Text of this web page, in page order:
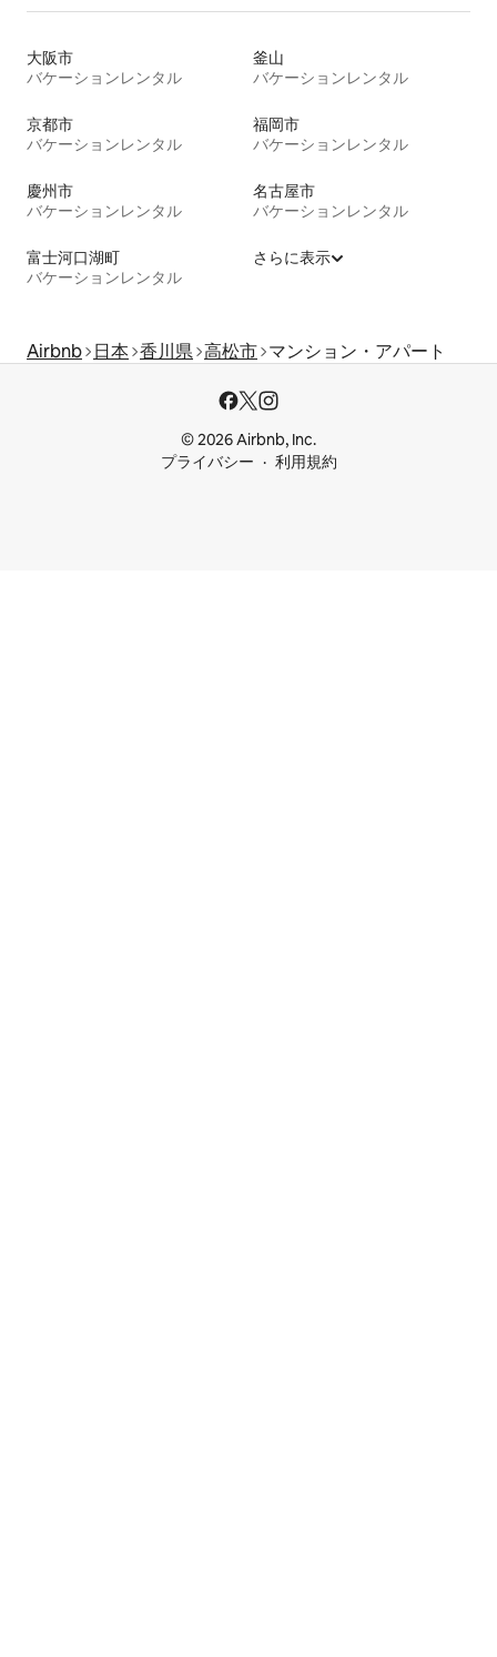
大阪市
バケーションレンタル
釜山
バケーションレンタル
京都市
バケーションレンタル
福岡市
バケーションレンタル
慶州市
バケーションレンタル
名古屋市
バケーションレンタル
富士河口湖町
バケーションレンタル
さらに表示
Airbnb 日本 香川県 高松市 マンション・アパート
© 2026 Airbnb, Inc.
プライバシー
利用規約